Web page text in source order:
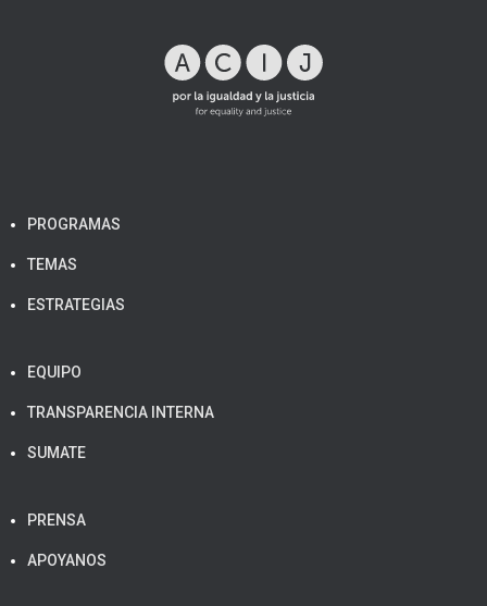
PROGRAMAS
TEMAS
ESTRATEGIAS
EQUIPO
TRANSPARENCIA INTERNA
SUMATE
PRENSA
APOYANOS